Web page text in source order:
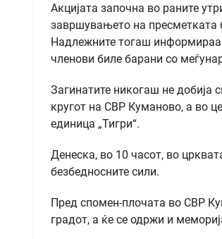
Акцијата започна во раните
завршувањето на пресметката
Надлежните тогаш информираа
членови биле барани со
Загинатите никогаш не добија
кругот на СВР Куманово, а во
единица „Тигри“.
Денеска, во 10 часот, во
безбедносните сили.
Пред спомен-плочата во СВР
градот, а ќе се одржи и